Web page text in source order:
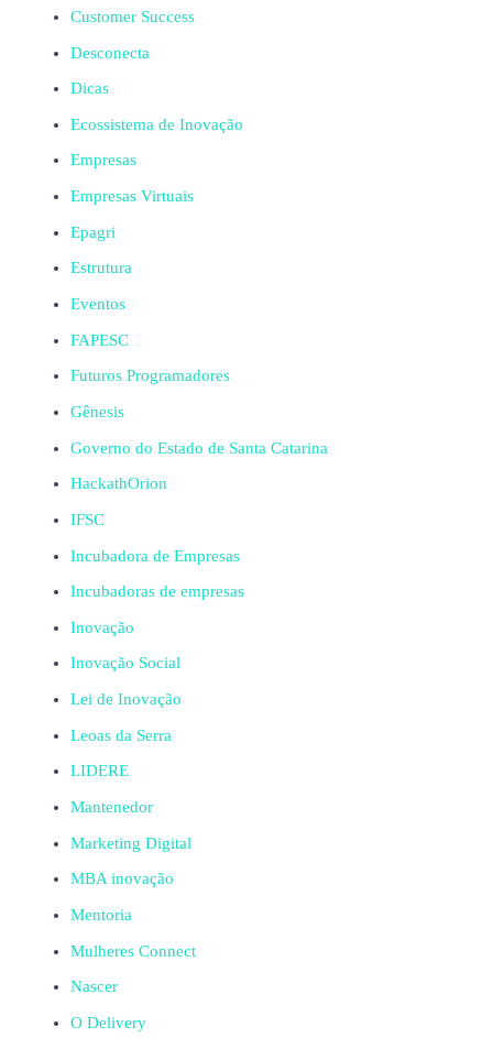
Customer Success
Desconecta
Dicas
Ecossistema de Inovação
Empresas
Empresas Virtuais
Epagri
Estrutura
Eventos
FAPESC
Futuros Programadores
Gênesis
Governo do Estado de Santa Catarina
HackathOrion
IFSC
Incubadora de Empresas
Incubadoras de empresas
Inovação
Inovação Social
Lei de Inovação
Leoas da Serra
LIDERE
Mantenedor
Marketing Digital
MBA inovação
Mentoria
Mulheres Connect
Nascer
O Delivery